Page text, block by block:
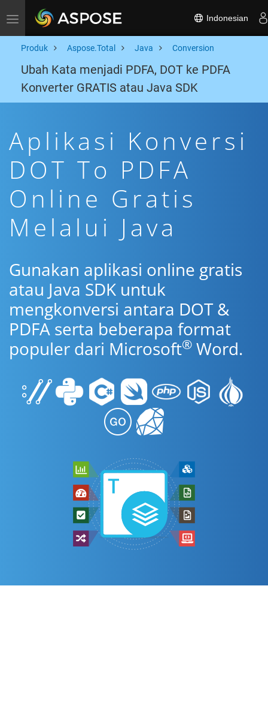
Toggle navigation Indonesian
Produk Aspose.Total Java Conversion
Ubah Kata menjadi PDFA, DOT ke PDFA
Konverter GRATIS atau Java SDK
Aplikasi Konversi
DOT To PDFA
Online Gratis
Melalui Java
Gunakan aplikasi online gratis
atau Java SDK untuk
mengkonversi antara DOT &
PDFA serta beberapa format
populer dari Microsoft® Word.